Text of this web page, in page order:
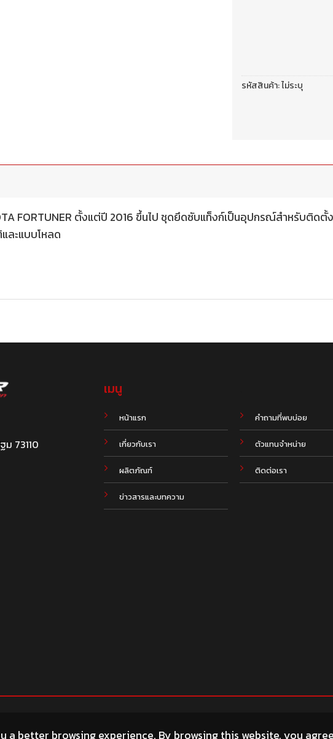
รหัสสินค้า:ไม่ระบุ
FORTUNER ตั้งแต่ปี 2016 ขึ้นไป ชุดยึดซับแท็งก์เป็นอุปกรณ์สำหรับติดตั้
ละแบบโหลด
73110
เมนู
หน้าแรก
เกี่ยวกับเรา
ผลิตภัณฑ์
ข่าวสารและบทความ
คำถามที่พบบ่อย
ตัวแทนจำหน่าย
ติดต่อเรา
a better browsing experience. By browsing this website, you